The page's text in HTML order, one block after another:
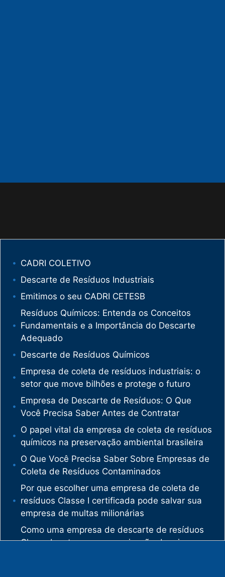
CADRI COLETIVO
Descarte de Resíduos Industriais
Emitimos o seu CADRI CETESB
Resíduos Químicos: Entenda os Conceitos
Fundamentais e a Importância do Descarte
Adequado
Descarte de Resíduos Químicos
Empresa de coleta de resíduos industriais: o
setor que move bilhões e protege o futuro
Empresa de Descarte de Resíduos: O Que
Você Precisa Saber Antes de Contratar
O papel vital da empresa de coleta de resíduos
químicos na preservação ambiental brasileira
O Que Você Precisa Saber Sobre Empresas de
Coleta de Resíduos Contaminados
Por que escolher uma empresa de coleta de
resíduos Classe I certificada pode salvar sua
empresa de multas milionárias
Como uma empresa de descarte de resíduos
Classe I protege sua organização de crimes